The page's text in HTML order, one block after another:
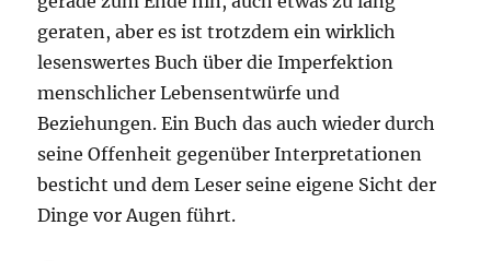
geraten, aber es ist trotzdem ein wirklich
lesenswertes Buch über die Imperfektion
menschlicher Lebensentwürfe und
Beziehungen. Ein Buch das auch wieder durch
seine Offenheit gegenüber Interpretationen
besticht und dem Leser seine eigene Sicht der
Dinge vor Augen führt.